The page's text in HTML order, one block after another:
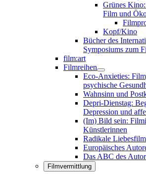
Grünes
Film und
Kopf/Kino
Bücher des
Symposiums zum
film:art
Filmreihen
Eco-Anxieties:
psychische
Wahnsinn und
Depri-Dienstag:
Depression und
(Im) Bild sein:
Künstlerinnen
Radikale
Europäisches
Das ABC des
Filmvermittlung